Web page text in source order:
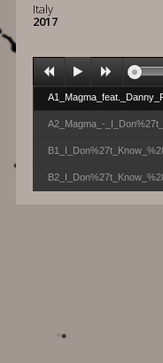
Italy
2017
A2_Magma_-